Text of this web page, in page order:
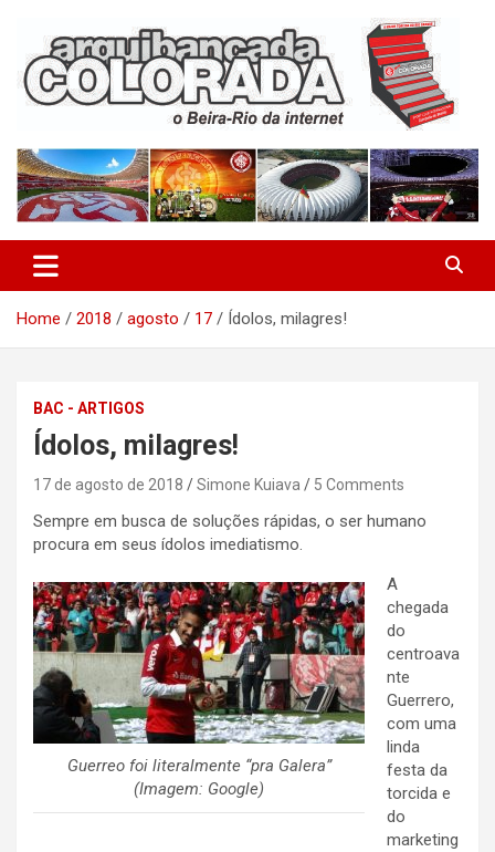
content
Arquibancada Colorada
Home 2018 agosto 17 Ídolos, milagres!
BAC - ARTIGOS
Ídolos, milagres!
17 de agosto de 2018 Simone Kuiava 5 Comments
Sempre em busca de soluções rápidas, o ser humano
procura em seus ídolos imediatismo.
Guerreo foi literalmente “pra Galera”
(Imagem: Google)
A
chegada
do
centroava
nte
Guerrero,
com uma
linda
festa da
torcida e
do
marketing